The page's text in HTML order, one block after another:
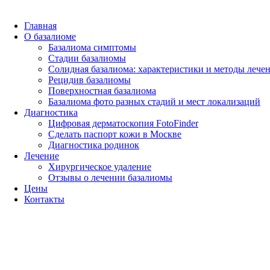
Перейти к содержимому
8 (495) 431-31-61
Записаться на прием
Главная
О базалиоме
Базалиома симптомы
Стадии базалиомы
Солидная базалиома: характеристики и методы
Рецидив базалиомы
Поверхностная базалиома
Базалиома фото разных стадий и мест локализаций
Диагностика
Цифровая дерматоскопия FotoFinder
Сделать паспорт кожи в Москве
Диагностика родинок
Лечение
Хирургическое удаление
Отзывы о лечении базалиомы
Цены
Контакты
Главная
О базалиоме
Базалиома симптомы
Стадии базалиомы
Солидная базалиома: характеристики и методы
Рецидив базалиомы